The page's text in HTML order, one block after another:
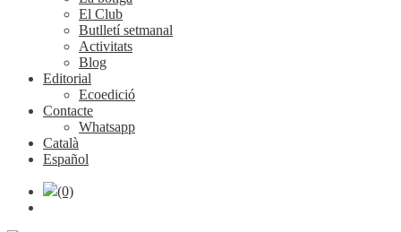
El Club
Butlletí setmanal
Activitats
Blog
Editorial
Ecoedició
Contacte
Whatsapp
Català
Español
(0)